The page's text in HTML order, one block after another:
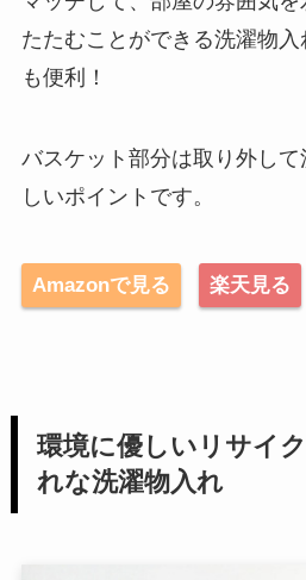
たたむことができる洗濯物
も便利！
バスケット部分は取り外し
しいポイントです。
Amazonで見る 楽天見る
環境に優しいリサイ
れな洗濯物入れ